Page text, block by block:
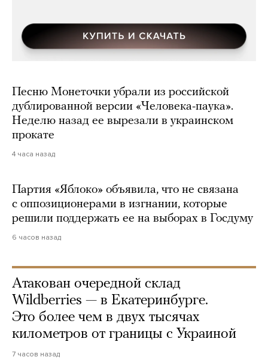
Песню Монеточки убрали из российской
дублированной версии «Человека-паука».
Неделю назад ее вырезали в украинском
прокате
4 часа назад
Партия «Яблоко» объявила, что не связана
с оппозиционерами в изгнании, которые
решили поддержать ее на выборах в Госдуму
6 часов назад
Атакован очередной склад
Wildberries — в Екатеринбурге.
Это более чем в двух тысячах
километров от границы с Украиной
7 часов назад